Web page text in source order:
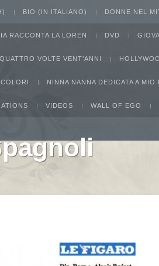
BIO (IN ITALIANO) DONNE NEL
RACCONTA LA LOREN DVD
VOLTE VENT’ANNI
NINNA NANNA DEDICATA A MIO
VIDEOS WALL OF EGO